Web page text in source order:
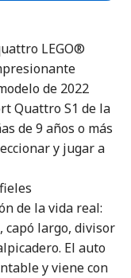
LEGO®
de 2022
Quattro S1 de la
de 9 años o más
y jugar a
de la vida real:
largo, divisor
El auto
y viene con